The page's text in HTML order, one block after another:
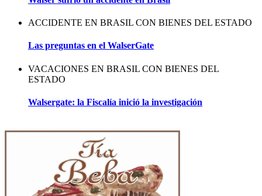
ACCIDENTE EN BRASIL CON BIENES DEL ESTADO
Las preguntas en el WalserGate
VACACIONES EN BRASIL CON BIENES DEL
ESTADO
Walsergate: la Fiscalía inició la investigación